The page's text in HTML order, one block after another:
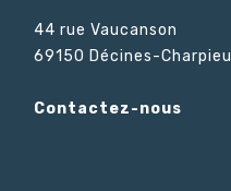
44 rue Vaucanson
69150 Décines-Charpieu
Contactez-nous